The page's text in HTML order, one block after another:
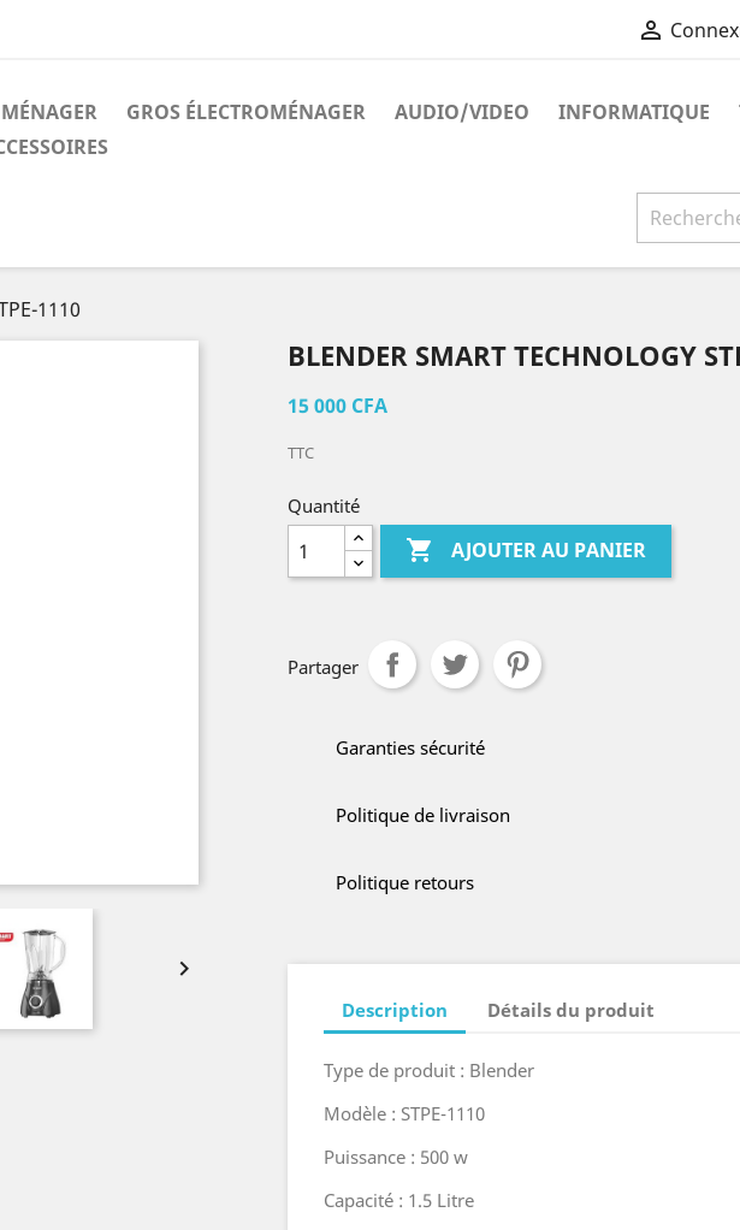

GROS ÉLECTROMÉNAGER AUDIO/VIDEO INFORMATIQUE
1110

BLENDER SMART TECHNOLOGY
15 000 CFA
TTC
Quantité
 AJOUTER AU PANIER
Partager
Garanties sécurité
Politique de livraison
Politique retours
Description Détails du produit
Type de produit : Blender
Modèle : STPE-1110
Puissance : 500 w
Capacité : 1.5 Litre